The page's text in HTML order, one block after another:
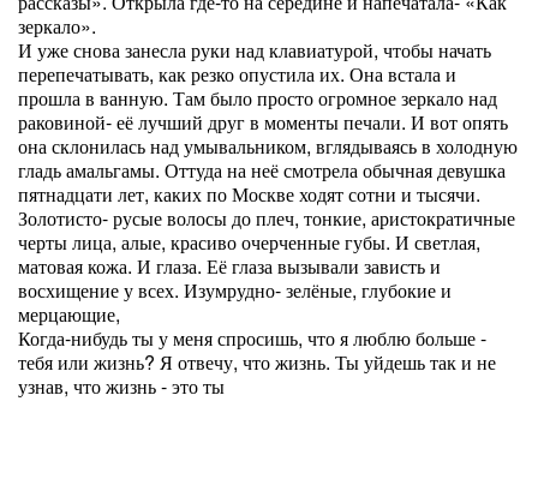
зеркало».
И уже снова занесла руки над клавиатурой, чтобы начать
перепечатывать, как резко опустила их. Она встала и
прошла в ванную. Там было просто огромное зеркало над
раковиной- её лучший друг в моменты печали. И вот опять
она склонилась над умывальником, вглядываясь в холодную
гладь амальгамы. Оттуда на неё смотрела обычная девушка
пятнадцати лет, каких по Москве ходят сотни и тысячи.
Золотисто- русые волосы до плеч, тонкие, аристократичные
черты лица, алые, красиво очерченные губы. И светлая,
матовая кожа. И глаза. Её глаза вызывали зависть и
восхищение у всех. Изумрудно- зелёные, глубокие и
мерцающие,
Когда-нибудь ты у меня спросишь, что я люблю больше -
тебя или жизнь? Я отвечу, что жизнь. Ты уйдешь так и не
узнав, что жизнь - это ты